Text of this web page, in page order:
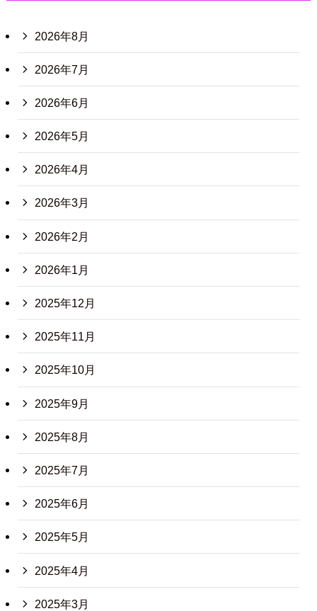
2026年8月
2026年7月
2026年6月
2026年5月
2026年4月
2026年3月
2026年2月
2026年1月
2025年12月
2025年11月
2025年10月
2025年9月
2025年8月
2025年7月
2025年6月
2025年5月
2025年4月
2025年3月